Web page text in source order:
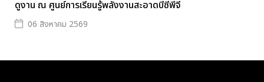
ดูงาน ณ ศูนย์การเรียนรู้พลังงานสะอาดบีซีพีจี
06 สิงหาคม 2569